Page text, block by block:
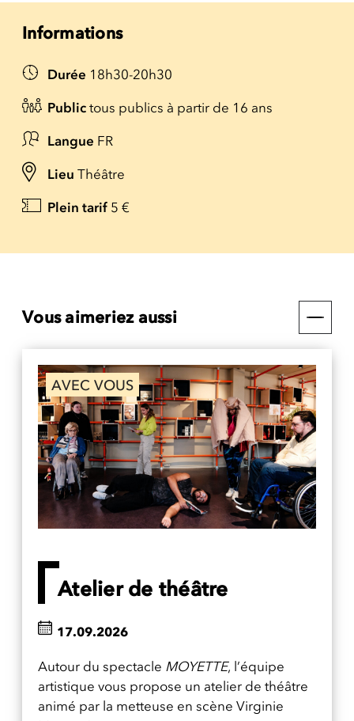
Informations
Durée 18h30-20h30
Public tous publics à partir de 16 ans
Langue FR
Lieu Théâtre
Plein tarif 5 €
Vous aimeriez aussi
AVEC VOUS
Atelier de théâtre
Autour du spectacle MOYETTE, l’équipe
artistique vous propose un atelier de théâtre
animé par la metteuse en scène Virginie
17.09.2026